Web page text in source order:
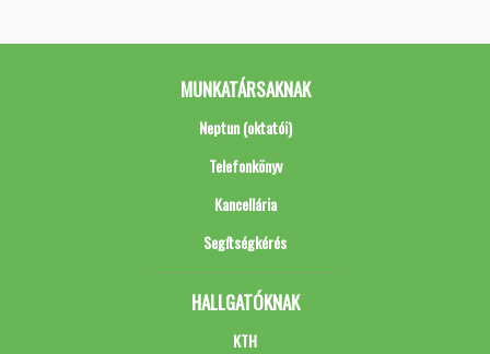
MUNKATÁRSAKNAK
Neptun (oktatói)
Telefonkönyv
Kancellária
Segítségkérés
HALLGATÓKNAK
KTH